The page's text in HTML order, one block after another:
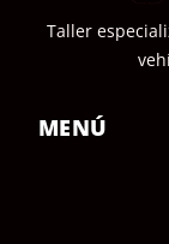
Taller
MENÚ